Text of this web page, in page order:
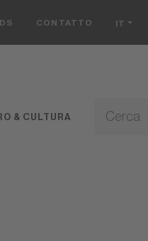
CONTATTO IT
& CULTURA